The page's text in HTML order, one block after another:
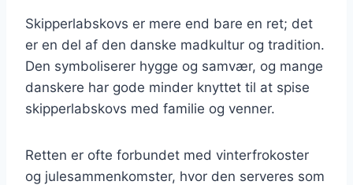
Skipperlabskovs er mere end bare en ret; det
er en del af den danske madkultur og tradition.
Den symboliserer hygge og samvær, og mange
danskere har gode minder knyttet til at spise
skipperlabskovs med familie og venner.
Retten er ofte forbundet med vinterfrokoster
og julesammenkomster, hvor den serveres som